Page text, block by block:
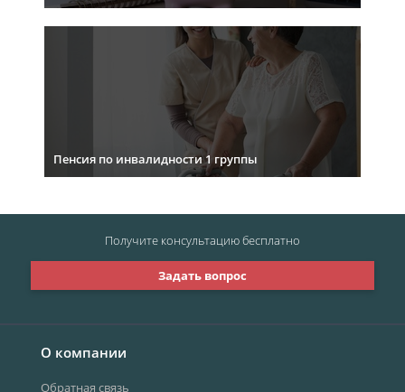
Пенсия по инвалидности 1 группы
О компании
Обратная связь
Задать вопрос
Получите консультациюбесплатно